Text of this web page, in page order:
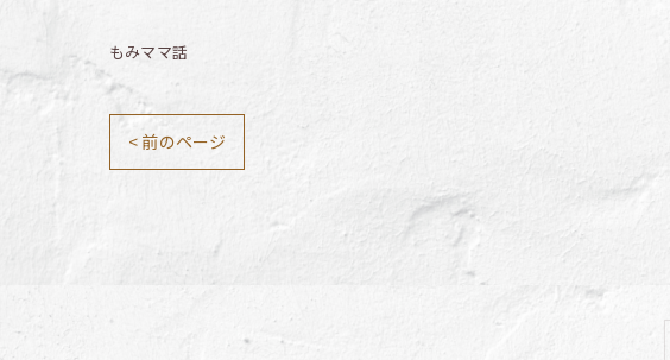
もみママ話
< 前のページ